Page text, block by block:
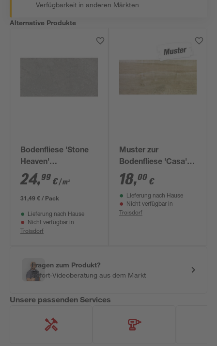
Verfügbarkeit in anderen Märkten
Alternative Produkte
Bodenfliese 'Stone
Heaven'
Feinsteinzeug braun
30 x 60 x 0,85 cm
24,99 €/ m²
31,49 € / Pack
Lieferung nach Hause
Nicht verfügbar in
Troisdorf
Muster zur
Bodenfliese 'Casa'
Feinsteinzeug beige
30 x 60 cm
18,00 €
Lieferung nach Hause
Nicht verfügbar in
Troisdorf
Fragen zum Produkt?
Sofort-Videoberatung aus dem Markt
Unsere passenden Services